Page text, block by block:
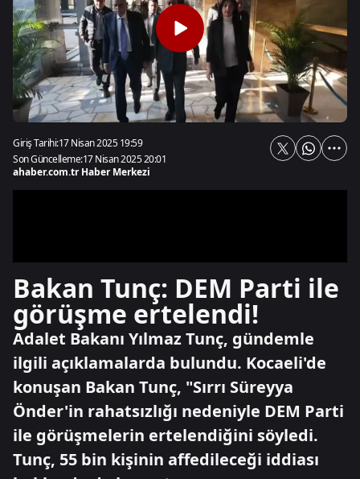
Giriş Tarihi:17 Nisan 2025 19:59
Son Güncelleme:17 Nisan 2025 20:01
ahaber.com.tr Haber Merkezi
Bakan Tunç: DEM Parti ile
görüşme ertelendi!
Adalet Bakanı Yılmaz Tunç, gündemle
ilgili açıklamalarda bulundu. Kocaeli'de
konuşan Bakan Tunç, "Sırrı Süreyya
Önder'in rahatsızlığı nedeniyle DEM Parti
ile görüşmelerin ertelendiğini söyledi.
Tunç, 55 bin kişinin affedileceği iddiası